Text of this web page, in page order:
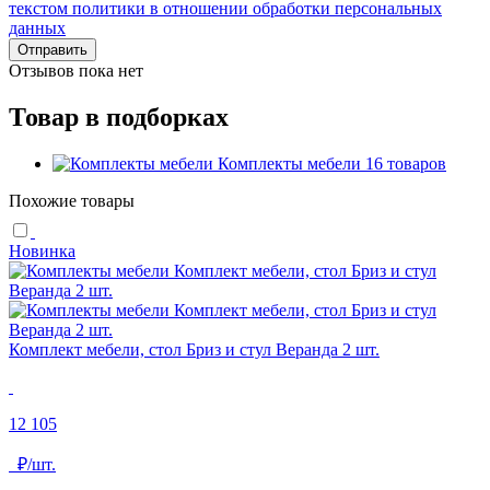
текстом политики в отношении обработки персональных
данных
Отправить
Отзывов пока нет
Товар в подборках
Комплекты мебели 16 товаров
Похожие товары
Новинка
Комплект мебели, стол Бриз и стул Веранда 2 шт.
12 105
₽/шт.